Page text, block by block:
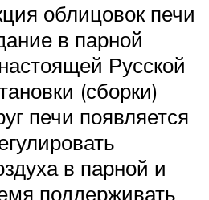
облицовок печи
в парной
Русской
(сборки)
печи появляется
в парной и
поддерживать